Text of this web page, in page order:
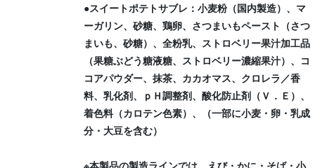
●スイートポテトサブレ：小麦粉（国内製造）、マ
ーガリン、砂糖、鶏卵、さつまいもペースト（さつ
まいも、砂糖）、全粉乳、ストロベリー果汁加工品
（果糖ぶどう糖液糖、ストロベリー濃縮果汁）、コ
コアパウダー、抹茶、カカオマス、クロレラ／香
料、乳化剤、ｐＨ調整剤、酸化防止剤（Ｖ．Ｅ）、
着色料（カロテン色素）、（一部に小麦・卵・乳成
分・大豆を含む）